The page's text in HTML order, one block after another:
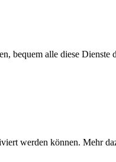
bequem alle diese
werden können. Mehr